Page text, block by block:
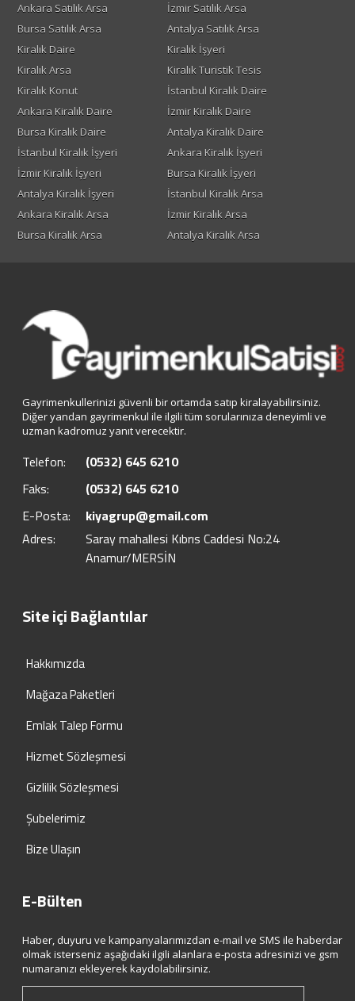
Ankara Satılık Arsa
İzmir Satılık Arsa
Bursa Satılık Arsa
Antalya Satılık Arsa
Kiralık Daire
Kiralık İşyeri
Kiralık Arsa
Kiralık Turistik Tesis
Kiralık Konut
İstanbul Kiralık Daire
Ankara Kiralık Daire
İzmir Kiralık Daire
Bursa Kiralık Daire
Antalya Kiralık Daire
İstanbul Kiralık İşyeri
Ankara Kiralık İşyeri
İzmir Kiralık İşyeri
Bursa Kiralık İşyeri
Antalya Kiralık İşyeri
İstanbul Kiralık Arsa
Ankara Kiralık Arsa
İzmir Kiralık Arsa
Bursa Kiralık Arsa
Antalya Kiralık Arsa
Gayrimenkullerinizi güvenli bir ortamda satıp kiralayabilirsiniz.
Diğer yandan gayrimenkul ile ilgili tüm sorularınıza deneyimli ve
uzman kadromuz yanıt verecektir.
Telefon:
(0532) 645 6210
Faks:
(0532) 645 6210
E-Posta:
kiyagrup@gmail.com
Adres:
Saray mahallesi Kıbrıs Caddesi No:24
Anamur/MERSİN
Site içi Bağlantılar
Hakkımızda
Mağaza Paketleri
Emlak Talep Formu
Hizmet Sözleşmesi
Gizlilik Sözleşmesi
Şubelerimiz
Bize Ulaşın
E-Bülten
Haber, duyuru ve kampanyalarımızdan e-mail ve SMS ile haberdar
olmak isterseniz aşağıdaki ilgili alanlara e-posta adresinizi ve gsm
numaranızı ekleyerek kaydolabilirsiniz.